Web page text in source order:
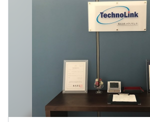
・ コンビニエンスストア返品率削減シ
・ 銀行給与振込業務システム
・ 電力会社ケーブル管理システム
・ 証券会社短期売却システム
・ 公共システムセンター運用支援
・ 生保システム（団体保険、個人保険
・ 生保保険金システム
・ 生保Webシステム
は年収提示額を保証するもの
9:00～17:30（顧客先によって勤務時間